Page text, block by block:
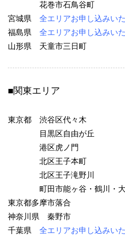
花巻市石鳥谷町
宮城県
全エリアお申し込みい
福島県 全エリアお申し込みい
山形県 天童市三日町
■関東エリア
東京都 渋谷区代々木
目黒区自由が丘
港区虎ノ門
北区王子本町
北区王子滝野川
町田市能ヶ谷・鶴川・大
東京都多摩市落合
神奈川県 秦野市
千葉県
全エリアお申し込みい